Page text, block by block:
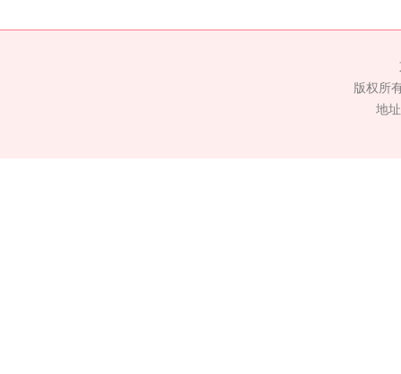
版权所
地